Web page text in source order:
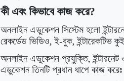
কী এবং কিভাবে কাজ করে?
অনলাইন এডুকেশন সিস্টেম হলো
রেকর্ডেড ভিডিও, ই-বুক, ইন্টারেকটিভ
অনলাইন এডুকেশন প্রযুক্তি, ইন্টারনেট
এডুকেশন তিনটি প্রধান ধাপে কাজ করেঃ